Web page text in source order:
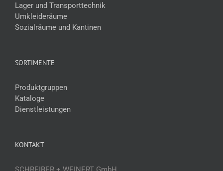
Lager und Transporttechnik
Umkleideräume
Sozialräume und Kantinen
SORTIMENTE
Produktgruppen
Kataloge
Dienstleistungen
KONTAKT